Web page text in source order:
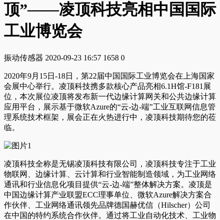
顶”——凌顶科技亮相中国国际
工业博览会
振动传感器 2020-09-23 16:57 1658 0
2020年9月15日-18日，第22届中国国际工业博览会在上海国家
会展中心举行。凌顶科技携多款核心产品亮相6.1H馆-F181展
位，本次展位凌顶将发布新一代边缘计算网关和公共边缘计算
应用平台，展示基于微软Azure的“云-边-端”工业互联网信息管
理系统技术框架，展会正在火热进行中，凌顶科技期待您的莅
临。
凌顶科技全称是无锡凌顶科技有限公司，凌顶科技专注于工业
物联网、边缘计算、云计算和行业智能制造领域，为工业网络
通讯和行业信息化项目提供“云-边-端”整体解决方案。凌顶是
中国边缘计算产业联盟ECC理事单位、微软Azure解决方案合
作伙伴、工业网络通讯领先品牌德国赫优信（Hilscher）公司
在中国的特约系统合作伙伴。通过将工业自动化技术、工业物